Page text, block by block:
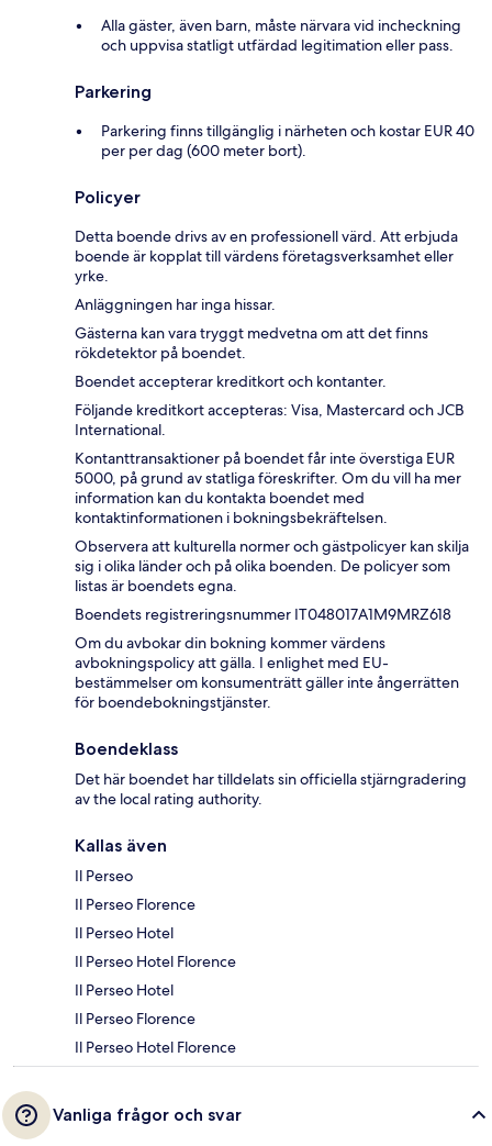
Alla gäster, även barn, måste närvara vid incheckning
och uppvisa statligt utfärdad legitimation eller pass.
Parkering
Parkering finns tillgänglig i närheten och kostar EUR 40
per per dag (600 meter bort).
Policyer
Detta boende drivs av en professionell värd. Att erbjuda
boende är kopplat till värdens företagsverksamhet eller
yrke.
Anläggningen har inga hissar.
Gästerna kan vara tryggt medvetna om att det finns
rökdetektor på boendet.
Boendet accepterar kreditkort och kontanter.
Följande kreditkort accepteras: Visa, Mastercard och JCB
International.
Kontanttransaktioner på boendet får inte överstiga EUR
5000, på grund av statliga föreskrifter. Om du vill ha mer
information kan du kontakta boendet med
kontaktinformationen i bokningsbekräftelsen.
Observera att kulturella normer och gästpolicyer kan skilja
sig i olika länder och på olika boenden. De policyer som
listas är boendets egna.
Boendets registreringsnummer IT048017A1M9MRZ618
Om du avbokar din bokning kommer värdens
avbokningspolicy att gälla. I enlighet med EU-
bestämmelser om konsumenträtt gäller inte ångerrätten
för boendebokningstjänster.
Boendeklass
Det här boendet har tilldelats sin officiella stjärngradering
av the local rating authority.
Kallas även
Il Perseo
Il Perseo Florence
Il Perseo Hotel
Il Perseo Hotel Florence
Il Perseo Hotel
Il Perseo Florence
Il Perseo Hotel Florence
Vanliga frågor och svar